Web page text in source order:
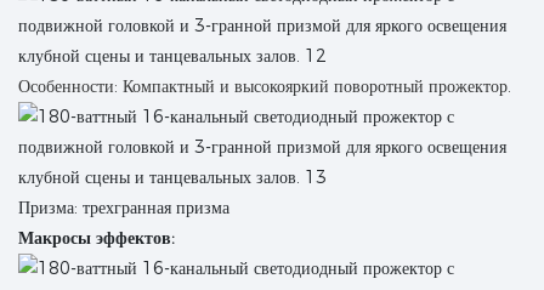
Особенности: Компактный и высокояркий поворотный прожектор.
Призма: трехгранная призма
Макросы эффектов: